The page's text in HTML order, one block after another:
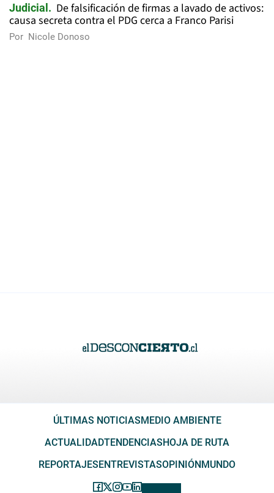
Judicial
De falsificación de firmas a lavado de activos:
causa secreta contra el PDG cerca a Franco Parisi
Por Nicole Donoso
ÚLTIMAS NOTICIAS MEDIO AMBIENTE
ACTUALIDADTENDENCIAS HOJA DE RUTA
REPORTAJES ENTREVISTASOPINIÓN MUNDO